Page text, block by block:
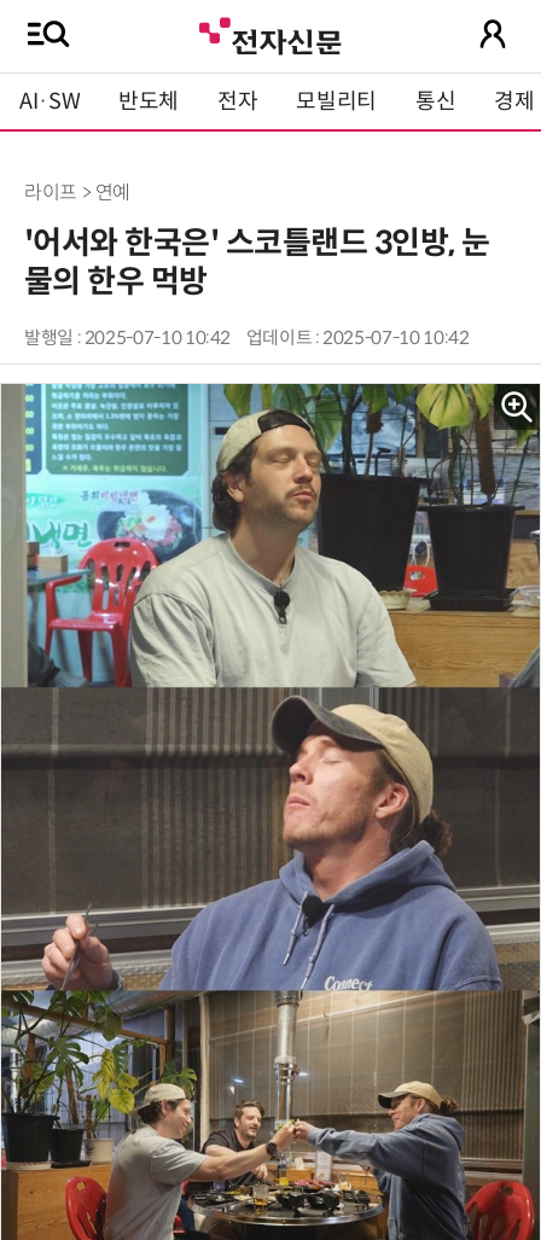
AI·SW 반도체 전자 모빌리티 통신 경제
라이프 > 연예
'어서와 한국은' 스코틀랜드 3인방, 눈
물의 한우 먹방
발행일 : 2025-07-10 10:42 업데이트 : 2025-07-10 10:42